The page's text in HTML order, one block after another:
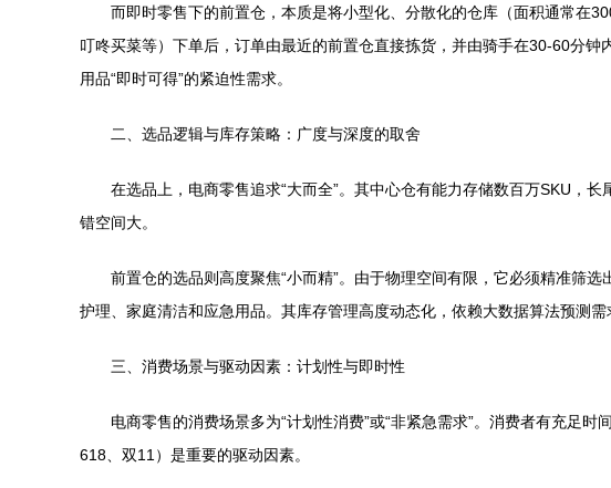
而即时零售下的前置仓，本质是将小型化、分散化的仓库（面积通常在
叮咚买菜等）下单后，订单由最近的前置仓直接拣货，并由骑手在30-60分钟
用品“即时可得”的紧迫性需求。
二、选品逻辑与库存策略：广度与深度的取舍
在选品上，电商零售追求“大而全”。其中心仓有能力存储数百万SKU，
错空间大。
前置仓的选品则高度聚焦“小而精”。由于物理空间有限，它必须精准筛
护理、家庭清洁和应急用品。其库存管理高度动态化，依赖大数据算法预测
三、消费场景与驱动因素：计划性与即时性
电商零售的消费场景多为“计划性消费”或“非紧急需求”。消费者有充足
618、双11）是重要的驱动因素。